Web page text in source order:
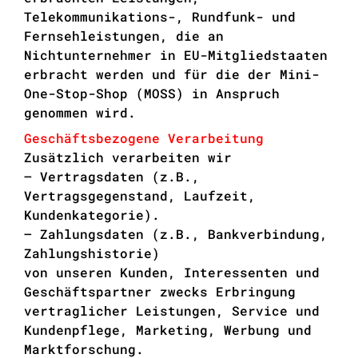
Telekommunikations-, Rundfunk- und
Fernsehleistungen, die an
Nichtunternehmer in EU-Mitgliedstaaten
erbracht werden und für die der Mini-
One-Stop-Shop (MOSS) in Anspruch
genommen wird.
Geschäftsbezogene Verarbeitung
Zusätzlich verarbeiten wir
– Vertragsdaten (z.B.,
Vertragsgegenstand, Laufzeit,
Kundenkategorie).
– Zahlungsdaten (z.B., Bankverbindung,
Zahlungshistorie)
von unseren Kunden, Interessenten und
Geschäftspartner zwecks Erbringung
vertraglicher Leistungen, Service und
Kundenpflege, Marketing, Werbung und
Marktforschung.